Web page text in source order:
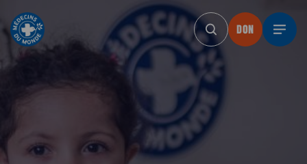
DON DON DON DON
DON